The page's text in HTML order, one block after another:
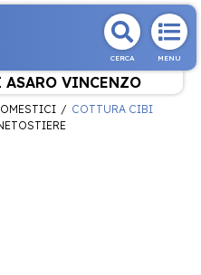
CERCA MENU
VINCENZO
COTTURA CIBI